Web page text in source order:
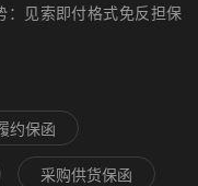
：见索即付格式免反担保
约保函
采购供货保函